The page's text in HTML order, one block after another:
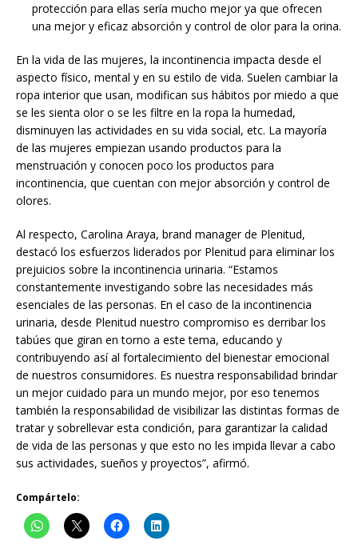
protección para ellas sería mucho mejor ya que ofrecen
una mejor y eficaz absorción y control de olor para la orina.
En la vida de las mujeres, la incontinencia impacta desde el
aspecto físico, mental y en su estilo de vida. Suelen cambiar la
ropa interior que usan, modifican sus hábitos por miedo a que
se les sienta olor o se les filtre en la ropa la humedad,
disminuyen las actividades en su vida social, etc. La mayoría
de las mujeres empiezan usando productos para la
menstruación y conocen poco los productos para
incontinencia, que cuentan con mejor absorción y control de
olores.
Al respecto, Carolina Araya, brand manager de Plenitud,
destacó los esfuerzos liderados por Plenitud para eliminar los
prejuicios sobre la incontinencia urinaria. “Estamos
constantemente investigando sobre las necesidades más
esenciales de las personas. En el caso de la incontinencia
urinaria, desde Plenitud nuestro compromiso es derribar los
tabúes que giran en torno a este tema, educando y
contribuyendo así al fortalecimiento del bienestar emocional
de nuestros consumidores. Es nuestra responsabilidad brindar
un mejor cuidado para un mundo mejor, por eso tenemos
también la responsabilidad de visibilizar las distintas formas de
tratar y sobrellevar esta condición, para garantizar la calidad
de vida de las personas y que esto no les impida llevar a cabo
sus actividades, sueños y proyectos”, afirmó.
Compártelo: